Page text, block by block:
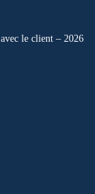
le client – 2026